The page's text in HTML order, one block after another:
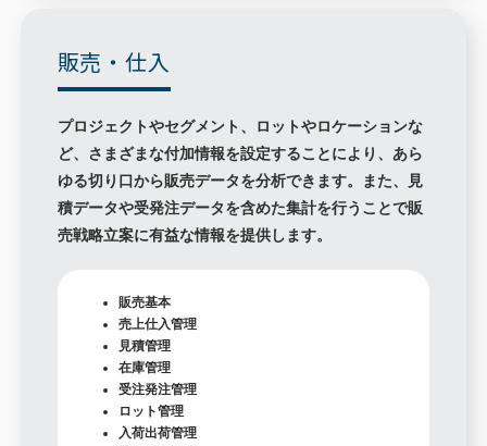
販売・仕入
プロジェクトやセグメント、ロットやロケーションな
ど、さまざまな付加情報を設定することにより、あら
ゆる切り口から販売データを分析できます。また、見
積データや受発注データを含めた集計を行うことで販
売戦略立案に有益な情報を提供します。
販売基本
売上仕入管理
見積管理
在庫管理
受注発注管理
ロット管理
入荷出荷管理